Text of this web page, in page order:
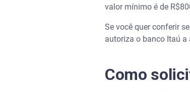
valor mínimo é de
Se você quer conferir
autoriza o banco Itaú a
Como